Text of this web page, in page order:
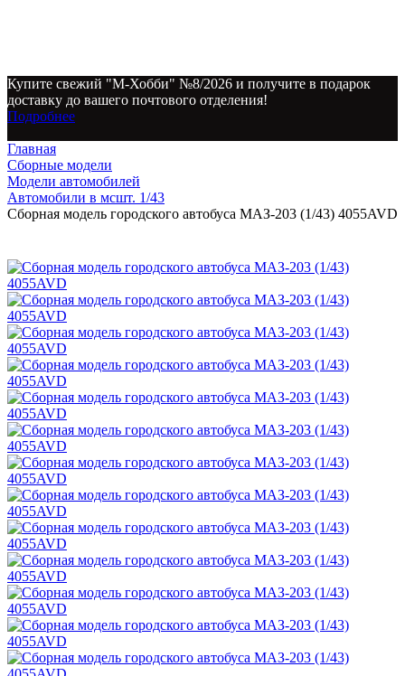
Купите свежий "М-Хобби" №8/2026 и получите в подарок
доставку до вашего почтового отделения!
Подробнее
Главная
Сборные модели
Модели автомобилей
Автомобили в мсшт. 1/43
Сборная модель городского автобуса МАЗ-203 (1/43) 4055AVD